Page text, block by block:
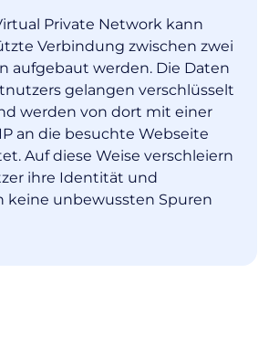
Private Network kann
Verbindung zwischen zwei
aufgebaut werden. Die Daten
gelangen verschlüsselt
werden von dort mit einer
an die besuchte Webseite
Auf diese Weise verschleiern
ihre Identität und
keine unbewussten Spuren